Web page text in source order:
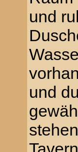
und
und